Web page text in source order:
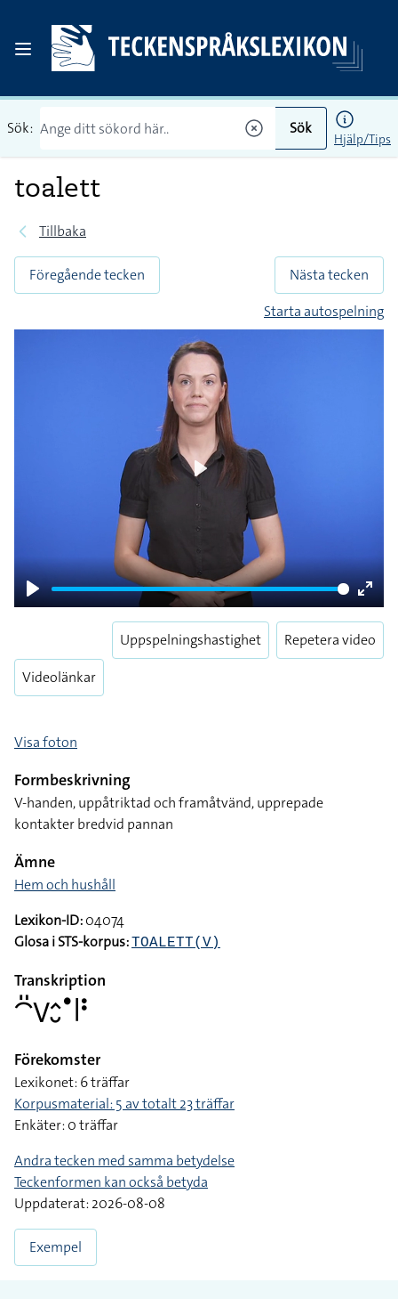
Sök: Sök
Hjälp/Tips
toalett
Tillbaka
Föregående tecken
Nästa tecken
Starta autospelning
Play
Enter
Play
Videolänkar
Uppspelningshastighet Repetera video
Visa foton
Formbeskrivning
V-handen, uppåtriktad och framåtvänd, upprepade
kontakter bredvid pannan
Ämne
Hem och hushåll
Lexikon-ID:04074
Glosa i STS-korpus:TOALETT(V)
Transkription
􌤃􌤺􌤭􌤵􌤷􌤟􌥼􌥻
Förekomster
Lexikonet: 6 träffar
Korpusmaterial: 5 av totalt 23 träffar
Enkäter: 0 träffar
Andra tecken med samma betydelse
Teckenformen kan också betyda
Uppdaterat: 2026-08-08
Exempel